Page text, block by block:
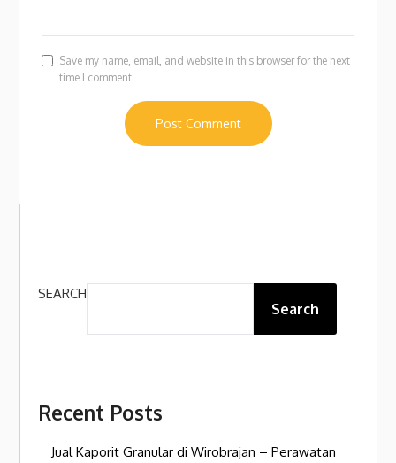
Save my name, email, and website in this browser for the next
time I comment.
SEARCH
Search
Recent Posts
Jual Kaporit Granular di Wirobrajan – Perawatan